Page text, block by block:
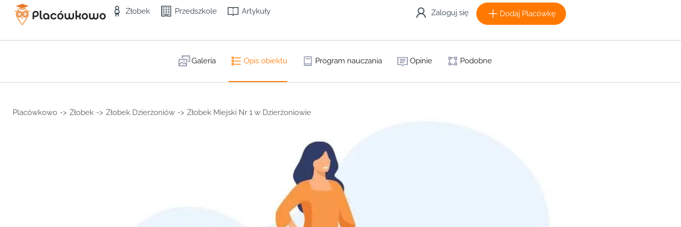
Żłobek Przedszkole Artykuły Zaloguj się Dodaj Placówkę
Galeria Opis obiektu Program nauczania Opinie Podobne
Placówkowo -> Żłobek -> Żłobek Dzierżoniów -> Żłobek Miejski Nr 1 w Dzierżoniowie